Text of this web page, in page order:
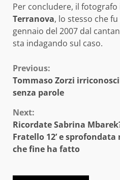
Per concludere, il
Terranova, lo stesso che
gennaio del 2007 dal
sta indagando sul caso.
Continue
Reading
Previous:
Tommaso Zorzi
senza parole
Next:
Ricordate Sabrina
Fratello 12’ e
che fine ha fatto